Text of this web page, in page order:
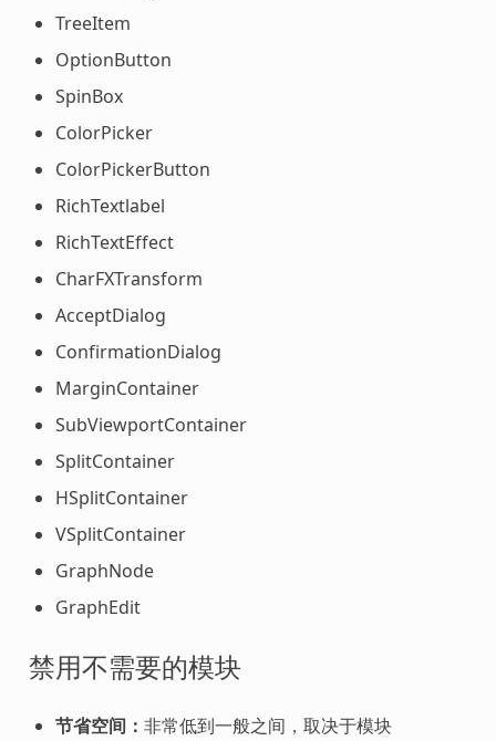
TreeItem
OptionButton
SpinBox
ColorPicker
ColorPickerButton
RichTextlabel
RichTextEffect
CharFXTransform
AcceptDialog
ConfirmationDialog
MarginContainer
SubViewportContainer
SplitContainer
HSplitContainer
VSplitContainer
GraphNode
GraphEdit
禁用不需要的模块
节省空间： 非常低到一般之间，取决于模块